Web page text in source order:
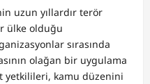
uzun yıllardır terör
ülke olduğu
sırasında
olağan bir uygulama
yetkilileri, kamu düzenini